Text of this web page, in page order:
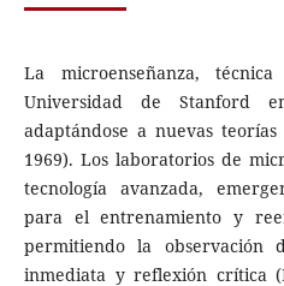
La microenseñanza,
Universidad de Stanford
adaptándose a nuevas
1969). Los laboratorios de
tecnología avanzada,
para el entrenamiento y
permitiendo la observación
inmediata y reflexión crítica